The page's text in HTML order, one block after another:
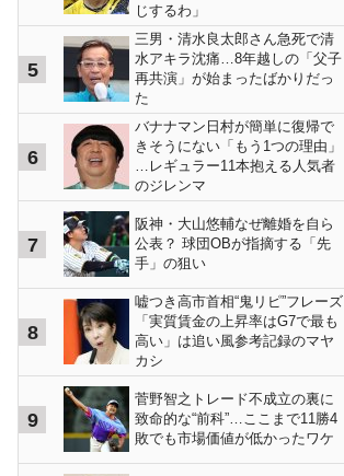
じするわ」
5
三男・清水良太郎さん急死で清
水アキラ沈痛…8年越しの「父子
再共演」が始まったばかりだっ
た
6
バナナマン日村が簡単に復帰で
きそうにない「もう1つの理由」
…レギュラー11本抱える人気者
のジレンマ
7
阪神・大山悠輔なぜ離婚を自ら
公表？ 球団OBが指摘する「先
手」の狙い
8
嘘つき高市首相“鬼リピ”フレーズ
「実質賃金の上昇率はG7で最も
高い」は追い風参考記録のマヤ
カシ
9
菅野智之トレード不成立の裏に
致命的な“前科”…ここまで11勝4
敗でも市場価値が低かったワケ